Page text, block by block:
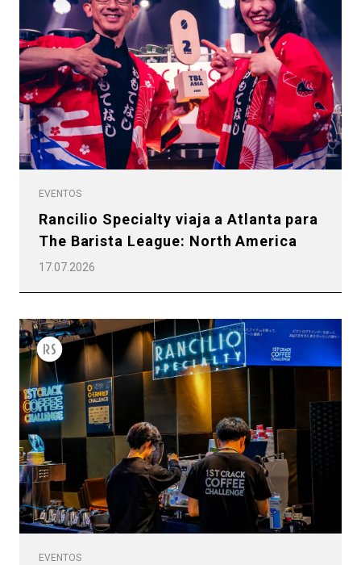
EVENTOS
Rancilio Specialty viaja a Atlanta para
The Barista League: North America
17.07.2026
EVENTOS
Política de Privacidad